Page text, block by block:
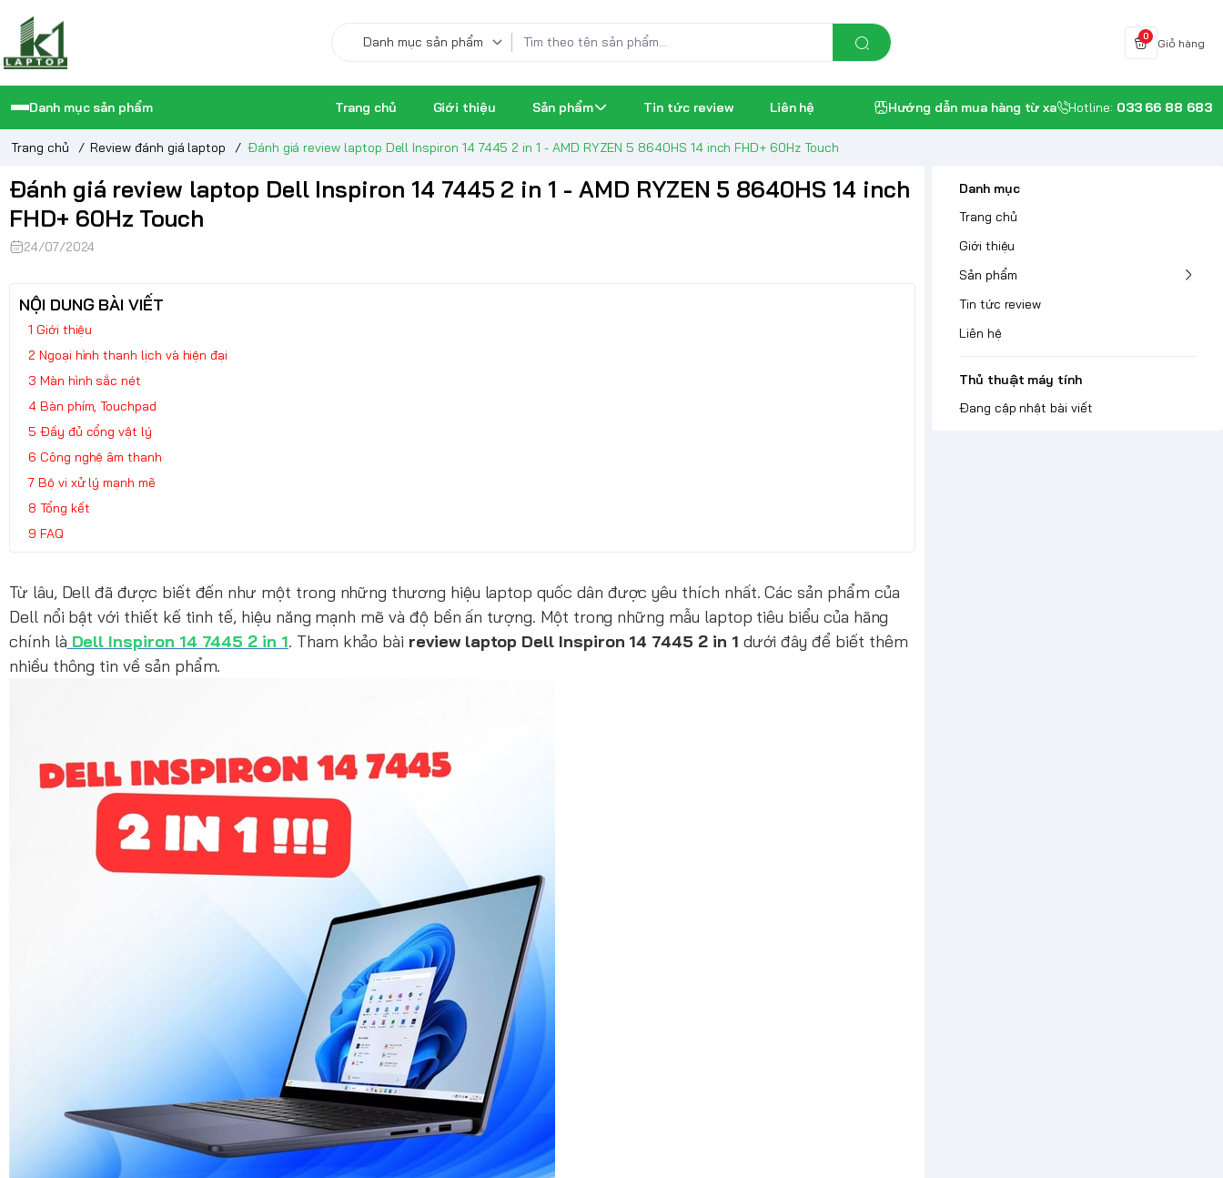
0
Giỏ hàng
Danh mục sản phẩm Trang chủ Giới thiệu Sản phẩm Tin tức review Liên hệ Hướng dẫn mua hàng từ xa Hotline: 033 66 88 683
Trang chủ / Review đánh giá laptop / Đánh giá review laptop Dell Inspiron 14 7445 2 in 1 - AMD RYZEN 5 8640HS 14 inch FHD+ 60Hz Touch
Đánh giá review laptop Dell Inspiron 14 7445 2 in 1 - AMD RYZEN 5 8640HS 14 inch
FHD+ 60Hz Touch
24/07/2024
NỘI DUNG BÀI VIẾT
Giới thiệu
Ngoại hình thanh lịch và hiện đại
Màn hình sắc nét
Bàn phím, Touchpad
Đầy đủ cổng vật lý
Công nghệ âm thanh
Bộ vi xử lý mạnh mẽ
Tổng kết
FAQ
Từ lâu, Dell đã được biết đến như một trong những thương hiệu laptop quốc dân được yêu thích nhất. Các sản phẩm của
Dell nổi bật với thiết kế tinh tế, hiệu năng mạnh mẽ và độ bền ấn tượng. Một trong những mẫu laptop tiêu biểu của hãng
chính là Dell Inspiron 14 7445 2 in 1. Tham khảo bài review laptop Dell Inspiron 14 7445 2 in 1 dưới đây để biết thêm
nhiều thông tin về sản phẩm.
Danh mục
Trang chủ
Giới thiệu
Sản phẩm
Tin tức review
Liên hệ
Thủ thuật máy tính
Đang cập nhật bài viết